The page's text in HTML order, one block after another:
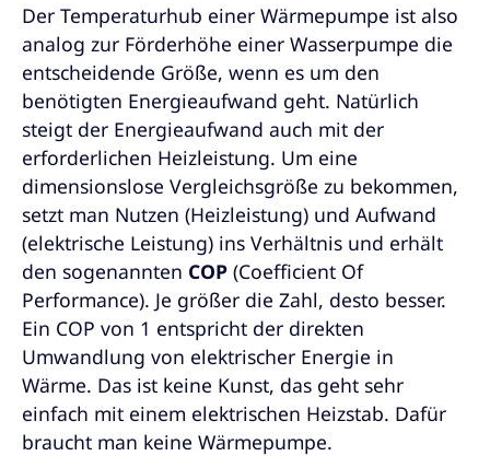
Der Temperaturhub einer Wärmepumpe ist also
analog zur Förderhöhe einer Wasserpumpe die
entscheidende Größe, wenn es um den
benötigten Energieaufwand geht. Natürlich
steigt der Energieaufwand auch mit der
erforderlichen Heizleistung. Um eine
dimensionslose Vergleichsgröße zu bekommen,
setzt man Nutzen (Heizleistung) und Aufwand
(elektrische Leistung) ins Verhältnis und erhält
den sogenannten COP (Coefficient Of
Performance). Je größer die Zahl, desto besser.
Ein COP von 1 entspricht der direkten
Umwandlung von elektrischer Energie in
Wärme. Das ist keine Kunst, das geht sehr
einfach mit einem elektrischen Heizstab. Dafür
braucht man keine Wärmepumpe.